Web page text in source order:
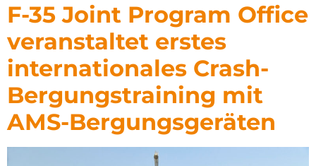
F-35 Joint Program Office
veranstaltet erstes
internationales Crash-
Bergungstraining mit
AMS-Bergungsgeräten